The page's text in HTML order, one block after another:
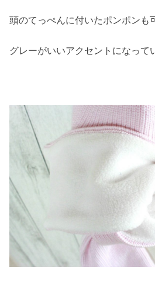
頭のてっぺんに付いたポンポンも
グレーがいいアクセントになって